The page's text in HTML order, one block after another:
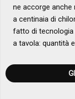
ne accorge anche
a centinaia di
fatto di tecnologia
a tavola: quantità